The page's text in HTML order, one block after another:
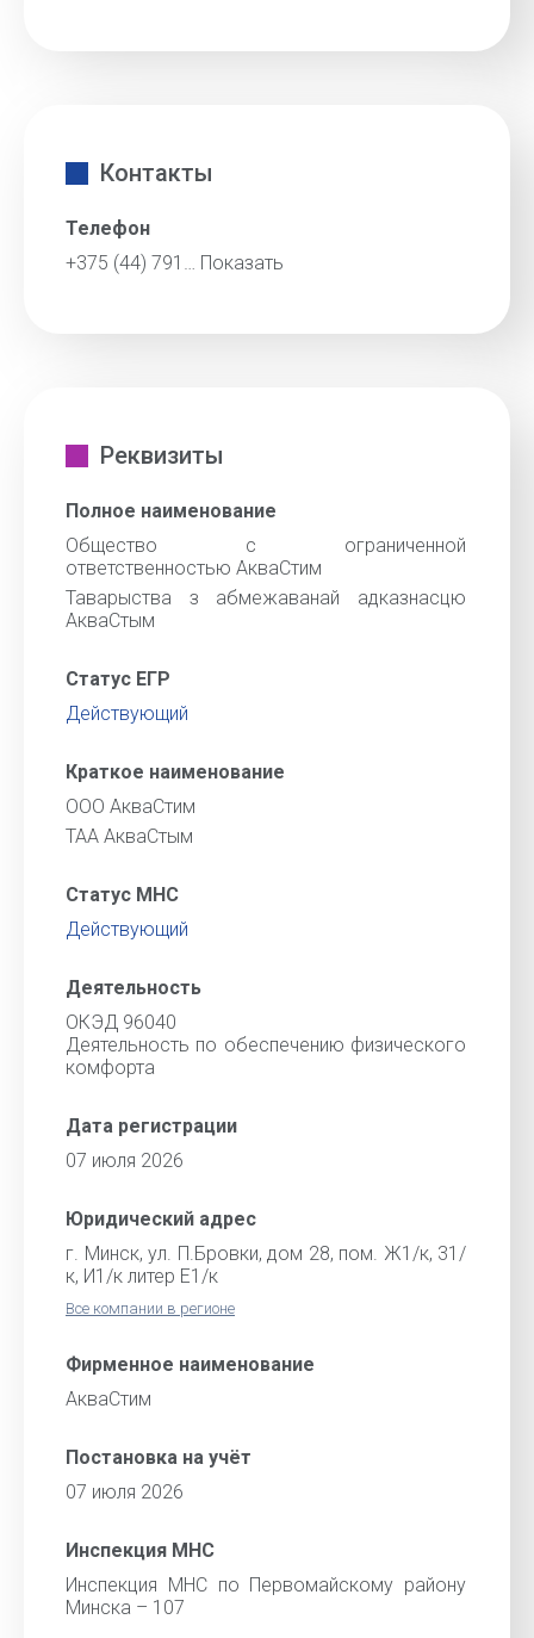
Контакты
Телефон
+375 (44) 791… Показать
Реквизиты
Полное наименование
Общество с ограниченной
ответственностью АкваСтим
Таварыства з абмежаванай адказнасцю
АкваСтым
Статус ЕГР
Действующий
Краткое наименование
ООО АкваСтим
ТАА АкваСтым
Статус МНС
Действующий
Деятельность
ОКЭД 96040
Деятельность по обеспечению физического
комфорта
Дата регистрации
07 июля 2026
Юридический адрес
г. Минск, ул. П.Бровки, дом 28, пом. Ж1/к, 31/
к, И1/к литер Е1/к
Все компании в регионе
Фирменное наименование
АкваСтим
Постановка на учёт
07 июля 2026
Инспекция МНС
Инспекция МНС по Первомайскому району
Минска – 107